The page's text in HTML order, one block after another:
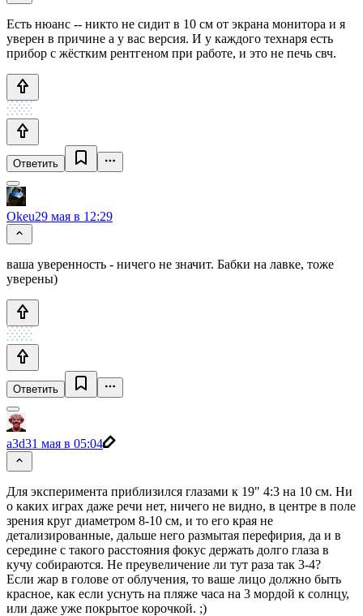
Есть нюанс -- никто не сидит в 10 см от экрана монитора и я
уверен в причине а у вас версия. И у каждого технаря есть
прибор с жёстким рентгеном при работе, и это не печь свч.
Ответить
Okeu29 мая в 12:29
ваша уверенность - ничего не значит. Бабки на лавке, тоже
уверены)
Ответить
a3d31 мая в 05:04
Для эксперимента приблизился глазами к 19" 4:3 на 10 см. Ни
о каких играх даже речи нет, ничего не видно, в центре в поле
зрения круг диаметром 8-10 см, и то его края не
детализированные, дальше него размытая перефирия, да и в
середине с такого расстояния фокус держать долго глаза в
кучу собираются. Не преувеличение ли тут раза так 3-4?
Если жар в голове от облучения, то ваше лицо должно быть
красное, как если уснуть на пляже часа на 3 мордой к солнцу,
или даже уже покрытое корочкой. ;)